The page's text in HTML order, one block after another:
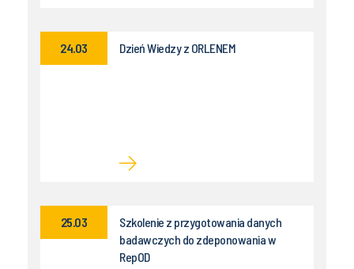
Dzień Wiedzy z ORLENEM
24.03
Szkolenie z przygotowania danych
badawczych do zdeponowania w
RepOD
25.03